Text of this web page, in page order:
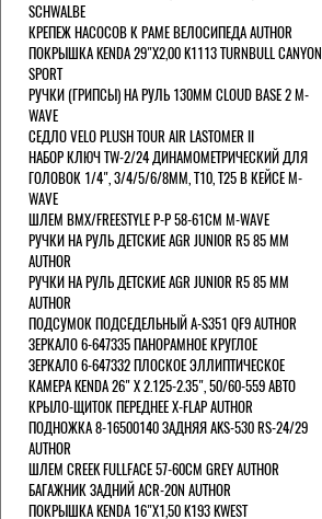
SCHWALBE
КРЕПЕЖ НАСОСОВ К РАМЕ ВЕЛОСИПЕДА AUTHOR
ПОКРЫШКА KENDA 29"Х2,00 K1113 TURNBULL CANYON
SPORT
РУЧКИ (ГРИПСЫ) НА РУЛЬ 130ММ CLOUD BASE 2 M-
WAVE
СЕДЛО VELO PLUSH TOUR AIR LASTOMER II
НАБОР КЛЮЧ TW-2/24 ДИНАМОМЕТРИЧЕСКИЙ ДЛЯ
ГОЛОВОК 1/4", 3/4/5/6/8ММ, T10, T25 В КЕЙСЕ M-
WAVE
ШЛЕМ ВМХ/FREESTYLE Р-Р 58-61СМ M-WAVE
РУЧКИ НА РУЛЬ ДЕТСКИЕ AGR JUNIOR R5 85 ММ
AUTHOR
РУЧКИ НА РУЛЬ ДЕТСКИЕ AGR JUNIOR R5 85 ММ
AUTHOR
ПОДСУМОК ПОДСЕДЕЛЬНЫЙ A-S351 QF9 AUTHOR
ЗЕРКАЛО 6-647335 ПАНОРАМНОЕ КРУГЛОЕ
ЗЕРКАЛО 6-647332 ПЛОСКОЕ ЭЛЛИПТИЧЕСКОЕ
КАМЕРА KENDA 26" Х 2.125-2.35", 50/60-559 АВТО
КРЫЛО-ЩИТОК ПЕРЕДНЕЕ X-FLAP AUTHOR
ПОДНОЖКА 8-16500140 ЗАДНЯЯ AKS-530 RS-24/29
AUTHOR
ШЛЕМ CREEK FULLFACE 57-60СМ GREY AUTHOR
БАГАЖНИК ЗАДНИЙ ACR-20N AUTHOR
ПОКРЫШКА KENDA 16"Х1,50 K193 KWEST